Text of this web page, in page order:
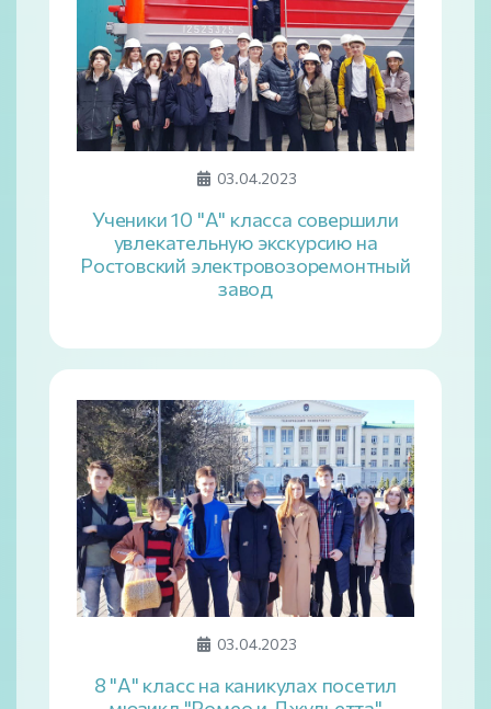
03.04.2023
Ученики 10 "А" класса совершили
увлекательную экскурсию на
Ростовский электровозоремонтный
завод
03.04.2023
8 "А" класс на каникулах посетил